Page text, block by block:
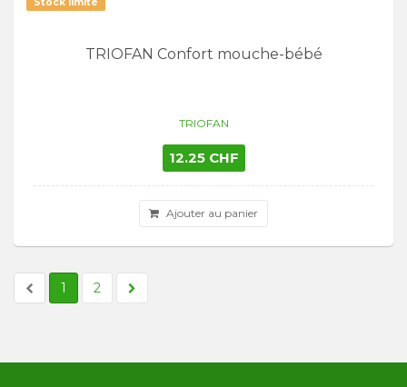
TRIOFAN Confort mouche-bébé
TRIOFAN
12.25 CHF
Ajouter au panier
1 2